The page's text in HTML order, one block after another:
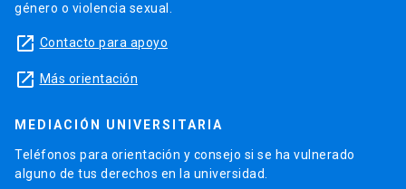
género o violencia sexual.
launch Contacto para apoyo
launch Más orientación
MEDIACIÓN UNIVERSITARIA
Teléfonos para orientación y consejo si se ha vulnerado
alguno de tus derechos en la universidad.